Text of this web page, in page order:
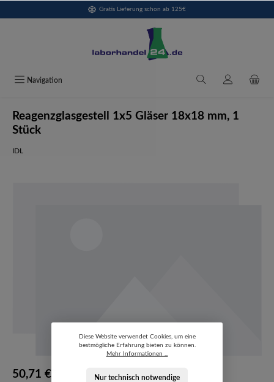
Gratis Lieferung schon ab 125€
Navigation
Reagenzglasgestell 1x5 Gläser 18x18 mm, 1
Stück
IDL
50,71 €*
Diese Website verwendet Cookies, um eine
bestmögliche Erfahrung bieten zu können.
Mehr Informationen ...
Nur technisch notwendige